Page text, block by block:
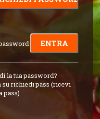
la tua password?
richiedi pass (ricevi
pass)